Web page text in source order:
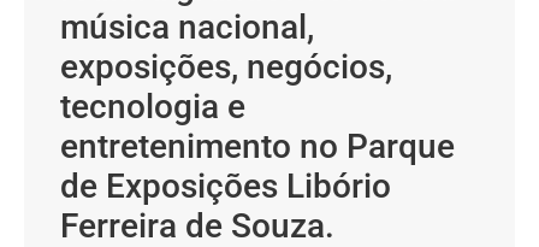
música nacional,
exposições, negócios,
tecnologia e
entretenimento no Parque
de Exposições Libório
Ferreira de Souza.